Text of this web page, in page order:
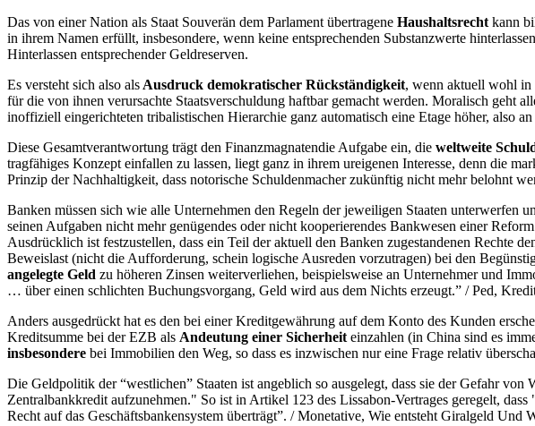
Das von einer Nation als Staat Souverän dem Parlament übertragene Haushaltsrecht kann
in ihrem Namen erfüllt, insbesondere, wenn keine entsprechenden Substanzwerte
Hinterlassen entsprechender Geldreserven.
Es versteht sich also als Ausdruck demokratischer Rückständigkeit, wenn aktuell wohl in
für die von ihnen verursachte Staatsverschuldung haftbar gemacht werden. Moralisch geht
inoffiziell eingerichteten tribalistischen Hierarchie ganz automatisch eine Etage höher, also
Diese Gesamtverantwortung trägt den Finanzmagnatendie Aufgabe ein, die weltweite
tragfähiges Konzept einfallen zu lassen, liegt ganz in ihrem ureigenen Interesse, denn die
Prinzip der Nachhaltigkeit, dass notorische Schuldenmacher zukünftig nicht mehr belohnt
Banken müssen sich wie alle Unternehmen den Regeln der jeweiligen Staaten unterwerfen
seinen Aufgaben nicht mehr genügendes oder nicht kooperierendes Bankwesen einer
Ausdrücklich ist festzustellen, dass ein Teil der aktuell den Banken zugestandenen Rechte
Beweislast (nicht die Aufforderung, schein logische Ausreden vorzutragen) bei den
angelegte Geld zu höheren Zinsen weiterverliehen, beispielsweise an Unternehmer und
… über einen schlichten Buchungsvorgang, Geld wird aus dem Nichts erzeugt.” / Ped,
Anders ausgedrückt hat es den bei einer Kreditgewährung auf dem Konto des Kunden
Kreditsumme bei der EZB als Andeutung einer Sicherheit einzahlen (in China sind es
insbesondere bei Immobilien den Weg, so dass es inzwischen nur eine Frage relativ
Die Geldpolitik der “westlichen” Staaten ist angeblich so ausgelegt, dass sie der Gefahr
Zentralbankkredit aufzunehmen." So ist in Artikel 123 des Lissabon-Vertrages geregelt,
Recht auf das Geschäftsbankensystem überträgt”. / Monetative, Wie entsteht Giralgeld Und